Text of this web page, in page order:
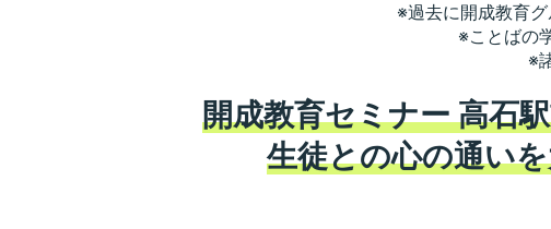
※過去に開成教育
※ことばの
※
開成教育セミナー 高石
生徒との心の通い